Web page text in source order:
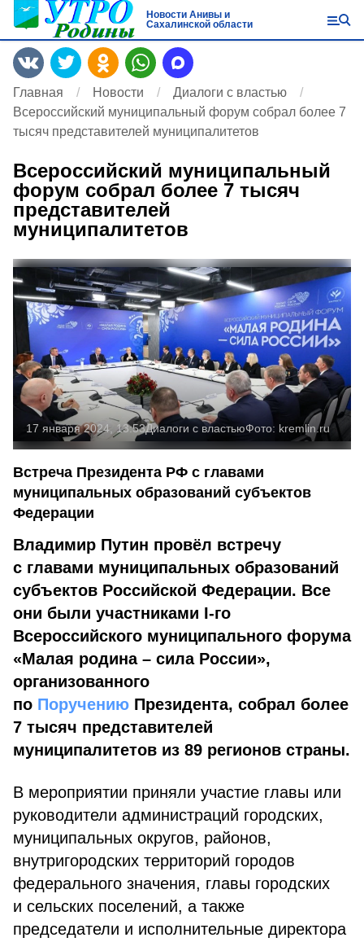
Новости Анивы и
Сахалинской области
Главная Новости
Диалоги с властью
Всероссийский муниципальный форум собрал более 7
тысяч представителей муниципалитетов
Всероссийский муниципальный
форум собрал более 7 тысяч
представителей
муниципалитетов
17 января 2024, 13:53Диалоги с властьюФото: kremlin.ru
Встреча Президента РФ с главами
муниципальных образований субъектов
Федерации
Владимир Путин провёл встречу
с главами муниципальных образований
субъектов Российской Федерации. Все
они были участниками I-го
Всероссийского муниципального форума
«Малая родина – сила России»,
организованного
по Поручению Президента, собрал более
7 тысяч представителей
муниципалитетов из 89 регионов страны.
В мероприятии приняли участие главы или
руководители администраций городских,
муниципальных округов, районов,
внутригородских территорий городов
федерального значения, главы городских
и сельских поселений, а также
председатели и исполнительные директора